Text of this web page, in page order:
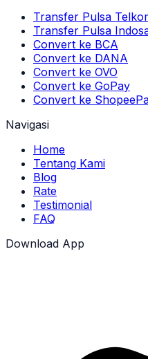
Transfer Pulsa
Transfer Pulsa
Convert ke BCA
Convert ke DANA
Convert ke OVO
Convert ke GoPay
Convert ke
Navigasi
Home
Tentang Kami
Blog
Rate
Testimonial
FAQ
Download App